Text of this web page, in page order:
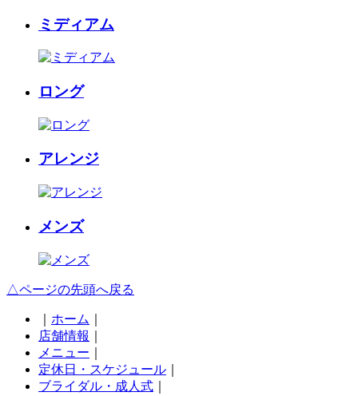
ミディアム
ロング
アレンジ
メンズ
△ページの先頭へ戻る
ホーム
店舗情報
メニュー
定休日・スケジュール
ブライダル・成人式